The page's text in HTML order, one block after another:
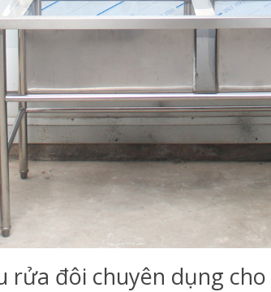
rửa đôi chuyên dụng